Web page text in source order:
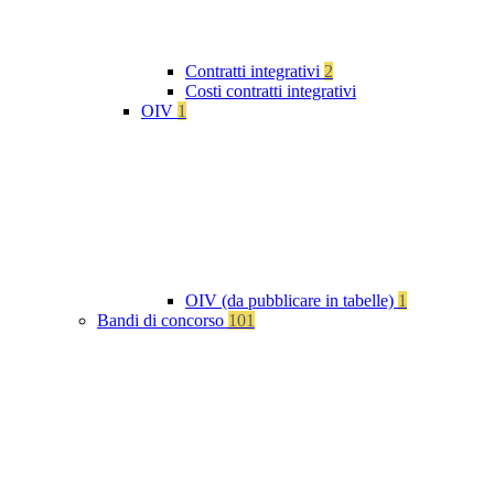
Contratti integrativi 2
Costi contratti integrativi
OIV 1
OIV (da pubblicare in tabelle) 1
Bandi di concorso 101